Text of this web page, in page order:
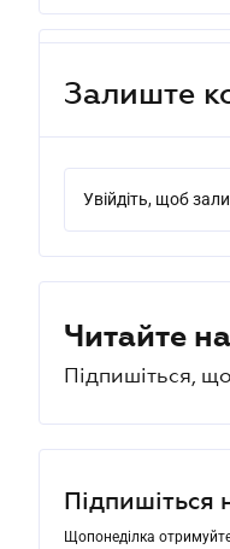
Залиште
Увійдіть, щоб
Читайте
Підпишіться,
Підпишіться
Щопонеділка